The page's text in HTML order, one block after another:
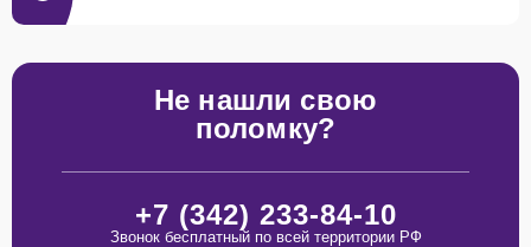
Не нашли свою
поломку?
+7 (342) 233-84-10
Звонок бесплатный по всей территории РФ